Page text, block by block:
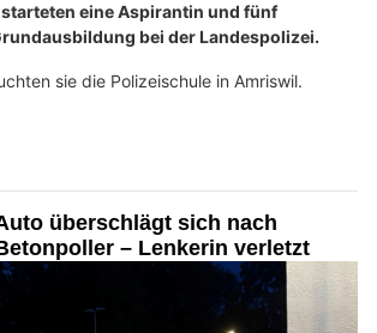
eine Aspirantin und fünf
bei der Landespolizei.
sie die Polizeischule in Amriswil.
überschlägt sich nach
– Lenkerin verletzt